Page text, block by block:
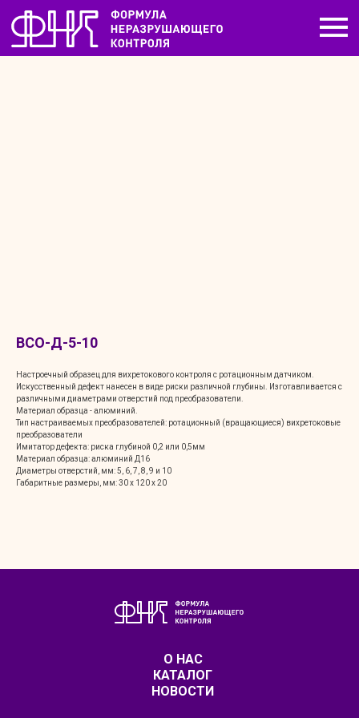
ВСО-Д-5-10
Настроечный образец для вихретокового контроля с ротационным датчиком.
Искусственный дефект нанесен в виде риски различной глубины. Изготавливается с
различными диаметрами отверстий под преобразователи.
Материал образца - алюминий.
Тип настраиваемых преобразователей: ротационный (вращающиеся) вихретоковые
преобразователи
Имитатор дефекта: риска глубиной 0,2 или 0,5мм
Материал образца: алюминий Д16
Диаметры отверстий, мм: 5, 6, 7, 8, 9 и 10
Габаритные размеры, мм: 30 х 120 х 20
О НАС
КАТАЛОГ
НОВОСТИ